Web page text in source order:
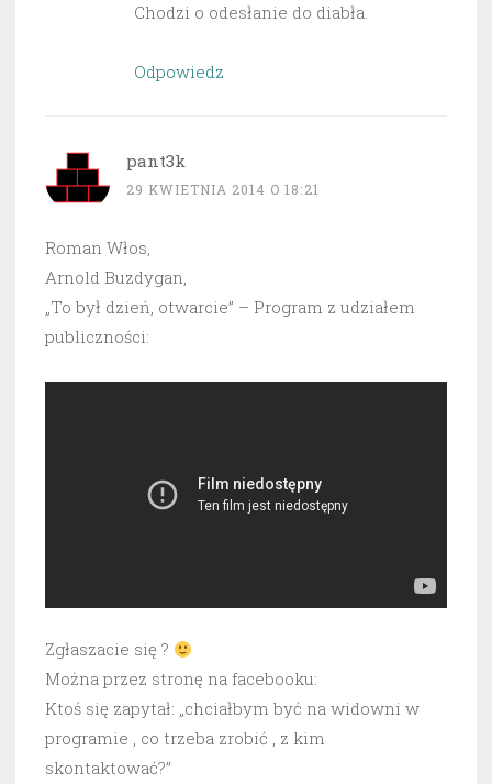
Chodzi o odesłanie do diabła.
Odpowiedz
pant3k
29 KWIETNIA 2014 O 18:21
Roman Włos,
Arnold Buzdygan,
„To był dzień, otwarcie” – Program z udziałem
publiczności:
Zgłaszacie się ?
Można przez stronę na facebooku:
Ktoś się zapytał: „chciałbym być na widowni w
programie , co trzeba zrobić , z kim
skontaktować?”